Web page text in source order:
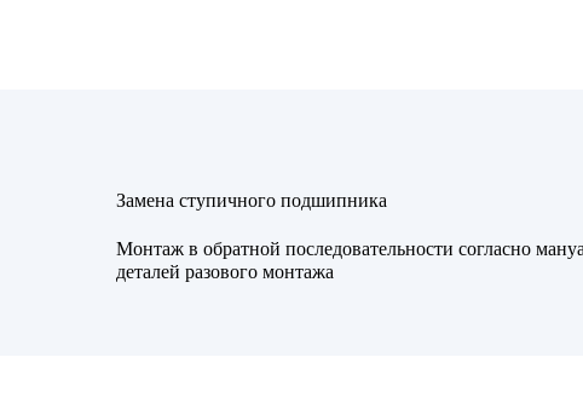
Замена ступичного подшипника
Монтаж в обратной последовательности согласно
деталей разового монтажа